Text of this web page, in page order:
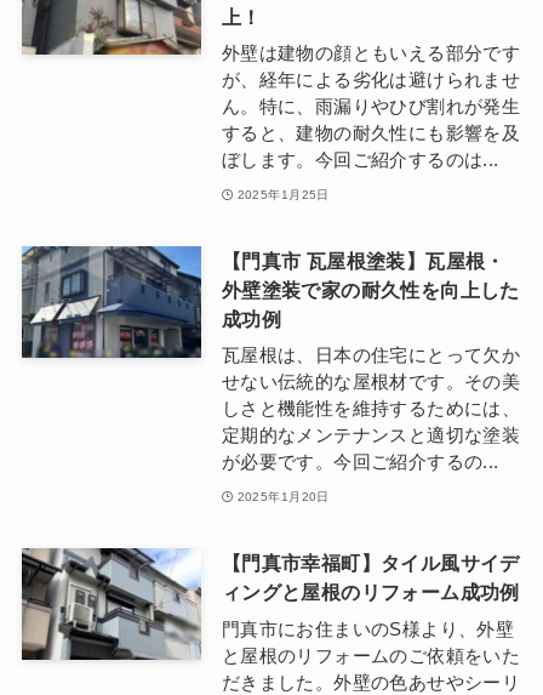
上！
外壁は建物の顔ともいえる部分です
が、経年による劣化は避けられませ
ん。特に、雨漏りやひび割れが発生
すると、建物の耐久性にも影響を及
ぼします。今回ご紹介するのは...
2025年1月25日
【門真市 瓦屋根塗装】瓦屋根・
外壁塗装で家の耐久性を向上した
成功例
瓦屋根は、日本の住宅にとって欠か
せない伝統的な屋根材です。その美
しさと機能性を維持するためには、
定期的なメンテナンスと適切な塗装
が必要です。今回ご紹介するの...
2025年1月20日
【門真市幸福町】タイル風サイデ
ィングと屋根のリフォーム成功例
門真市にお住まいのS様より、外壁
と屋根のリフォームのご依頼をいた
だきました。外壁の色あせやシーリ